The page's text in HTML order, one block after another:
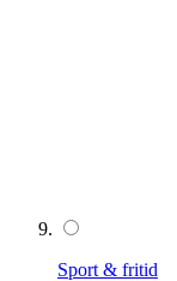
Sport & fritid